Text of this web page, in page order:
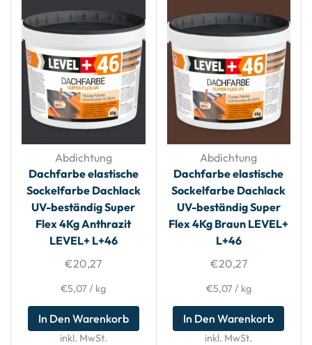
Abdichtung
Dachfarbe elastische
Sockelfarbe Dachlack
UV-beständig Super
Flex 4Kg Anthrazit
LEVEL+ L+46
€20,27
€5,07 / kg
In Den Warenkorb
inkl. MwSt.
Abdichtung
Dachfarbe elastische
Sockelfarbe Dachlack
UV-beständig Super
Flex 4Kg Braun LEVEL+
L+46
€20,27
€5,07 / kg
In Den Warenkorb
inkl. MwSt.